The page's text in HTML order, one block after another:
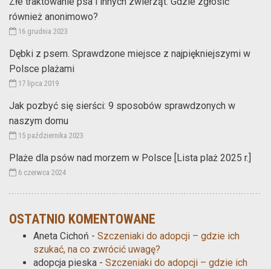
również anonimowo?
16 grudnia 2023
Dębki z psem. Sprawdzone miejsce z najpiękniejszymi w
Polsce plażami
17 lipca 2019
Jak pozbyć się sierści: 9 sposobów sprawdzonych w
naszym domu
15 października 2023
Plaże dla psów nad morzem w Polsce [Lista plaż 2025 r.]
6 czerwca 2024
OSTATNIO KOMENTOWANE
Aneta Cichoń - Szczeniaki do adopcji – gdzie ich
szukać, na co zwrócić uwagę?
adopcja pieska - Szczeniaki do adopcji – gdzie ich